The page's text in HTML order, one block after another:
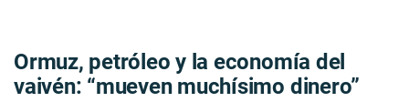
Ormuz, petróleo y la economía del
vaivén: “mueven muchísimo dinero”